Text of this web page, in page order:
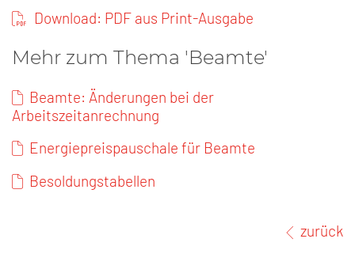
Download: PDF aus Print-Ausgabe
Mehr zum Thema 'Beamte'
Beamte: Änderungen bei der
Arbeitszeitanrechnung
Energiepreispauschale für Beamte
Besoldungstabellen
zurück